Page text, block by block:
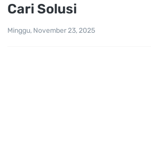
Cari Solusi
Minggu, November 23, 2025